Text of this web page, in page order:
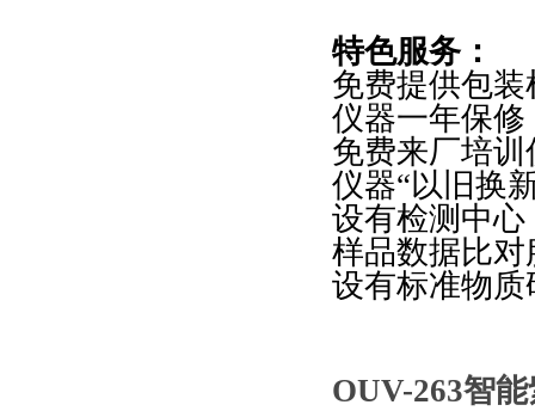
特色服务：
免费提供包
仪器一年保
免费来厂培
仪器“以旧换
设有检测中心
样品数据比对
设有标准物
OUV-263智